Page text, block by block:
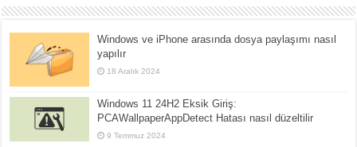
Windows ve iPhone arasında dosya paylaşımı nasıl
yapılır
18 Aralık 2024
Windows 11 24H2 Eksik Giriş:
PCAWallpaperAppDetect Hatası nasıl düzeltilir
9 Temmuz 2024